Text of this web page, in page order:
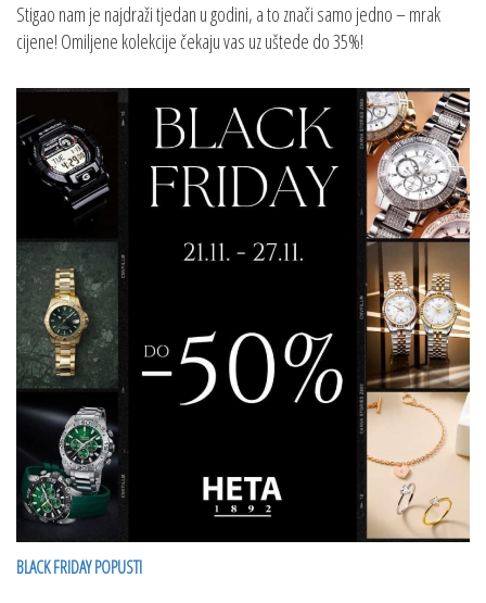
Stigao nam je najdraži tjedan u godini, a to znači samo jedno – mrak
cijene! Omiljene kolekcije čekaju vas uz uštede do 35%!
BLACK FRIDAY POPUSTI